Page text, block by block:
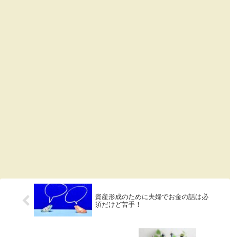
資産形成のために夫婦でお金の話は必
須だけど苦手！